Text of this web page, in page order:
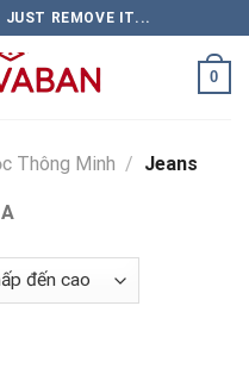
JUST REMOVE IT...
0
Thông Minh / Jeans